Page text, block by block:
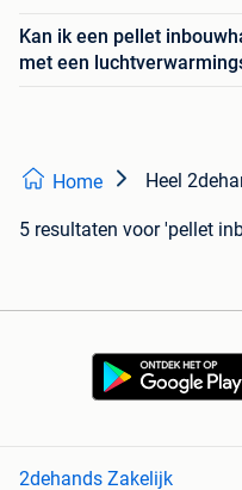
Kan ik een pellet
met een
Home Heel
5 resultaten voor 'pellet
2dehands Zakelijk